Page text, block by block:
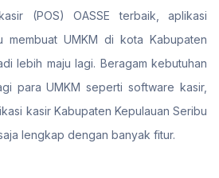
(POS) OASSE terbaik, aplikasi
membuat UMKM di kota Kabupaten
lebih maju lagi. Beragam kebutuhan
para UMKM seperti software kasir,
kasir Kabupaten Kepulauan Seribu
lengkap dengan banyak fitur.